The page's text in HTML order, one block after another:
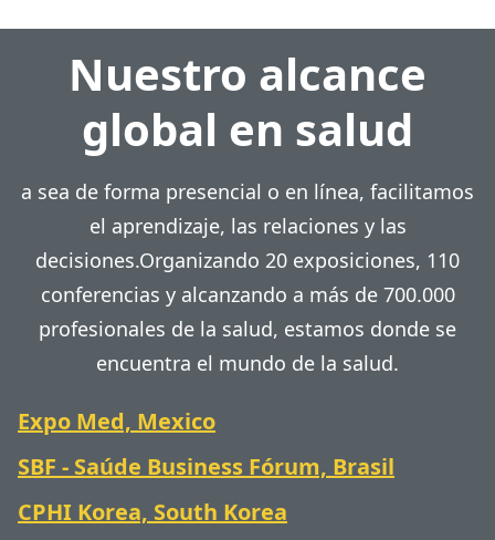
Nuestro alcance
global en salud
a sea de forma presencial o en línea, facilitamos
el aprendizaje, las relaciones y las
decisiones.Organizando 20 exposiciones, 110
conferencias y alcanzando a más de 700.000
profesionales de la salud, estamos donde se
encuentra el mundo de la salud.
Expo Med, Mexico
SBF - Saúde Business Fórum, Brasil
CPHI Korea, South Korea